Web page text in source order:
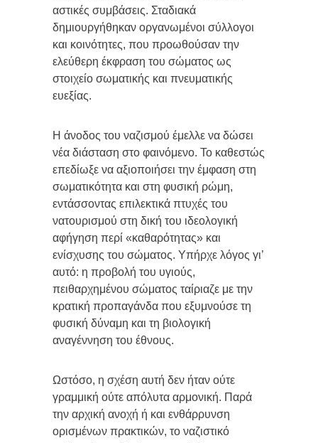
αστικές συμβάσεις. Σταδιακά
δημιουργήθηκαν οργανωμένοι σύλλογοι
και κοινότητες, που προωθούσαν την
ελεύθερη έκφραση του σώματος ως
στοιχείο σωματικής και πνευματικής
ευεξίας.
Η άνοδος του ναζισμού έμελλε να δώσει
νέα διάσταση στο φαινόμενο. Το καθεστώς
επεδίωξε να αξιοποιήσει την έμφαση στη
σωματικότητα και στη φυσική ρώμη,
εντάσσοντας επιλεκτικά πτυχές του
νατουρισμού στη δική του ιδεολογική
αφήγηση περί «καθαρότητας» και
ενίσχυσης του σώματος. Υπήρχε λόγος γι’
αυτό: η προβολή του υγιούς,
πειθαρχημένου σώματος ταίριαζε με την
κρατική προπαγάνδα που εξυμνούσε τη
φυσική δύναμη και τη βιολογική
αναγέννηση του έθνους.
Ωστόσο, η σχέση αυτή δεν ήταν ούτε
γραμμική ούτε απόλυτα αρμονική. Παρά
την αρχική ανοχή ή και ενθάρρυνση
ορισμένων πρακτικών, το ναζιστικό